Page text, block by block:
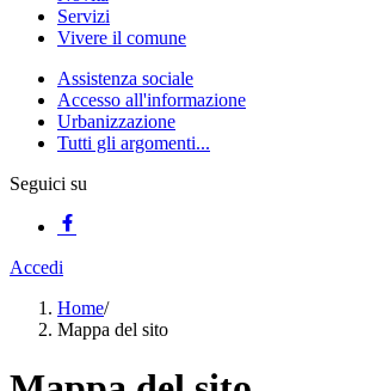
Servizi
Vivere il comune
Assistenza sociale
Accesso all'informazione
Urbanizzazione
Tutti gli argomenti...
Seguici su
Accedi
Home/
Mappa del sito